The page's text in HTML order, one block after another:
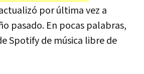
por última vez a
pasado. En pocas palabras,
Spotify de música libre de